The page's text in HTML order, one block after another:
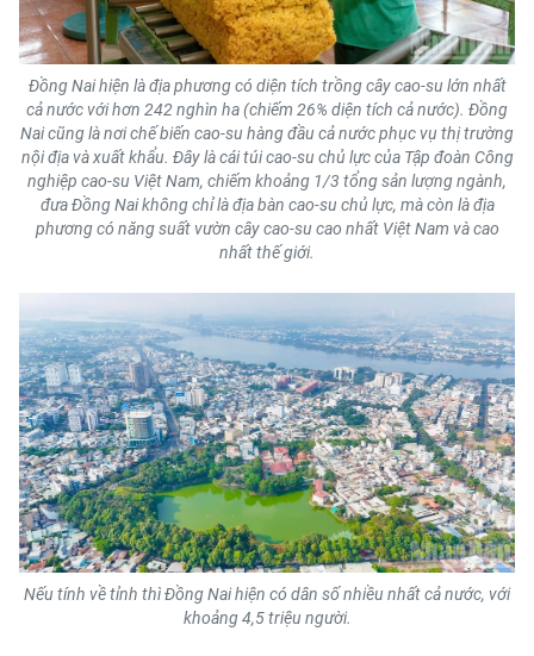
Đồng Nai hiện là địa phương có diện tích trồng cây cao-su lớn nhất
cả nước với hơn 242 nghìn ha (chiếm 26% diện tích cả nước). Đồng
Nai cũng là nơi chế biến cao-su hàng đầu cả nước phục vụ thị trường
nội địa và xuất khẩu. Đây là cái túi cao-su chủ lực của Tập đoàn Công
nghiệp cao-su Việt Nam, chiếm khoảng 1/3 tổng sản lượng ngành,
đưa Đồng Nai không chỉ là địa bàn cao-su chủ lực, mà còn là địa
phương có năng suất vườn cây cao-su cao nhất Việt Nam và cao
nhất thế giới.
Nếu tính về tỉnh thì Đồng Nai hiện có dân số nhiều nhất cả nước, với
khoảng 4,5 triệu người.